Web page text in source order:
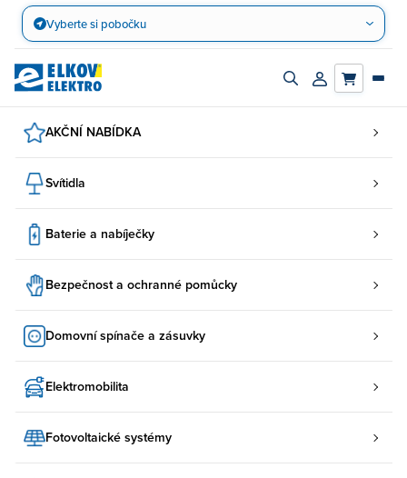
Přejít
obsah
Vyberte si pobočku
Zapnout/vypnout
Přihlásit/
AKČNÍ NABÍDKA
Svítidla
Baterie a nabíječky
Bezpečnost a ochranné pomůcky
Domovní spínače a zásuvky
Elektromobilita
Fotovoltaické systémy